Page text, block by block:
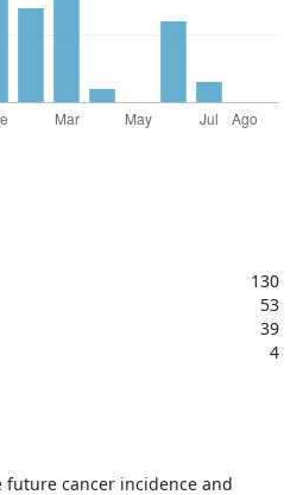
130
53
39
4
future cancer incidence and